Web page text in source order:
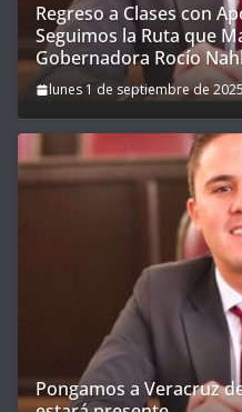
Regreso a Clases con
Seguimos la Ruta que
Gobernadora Rocío
lunes 1 de septiembre de 2025
Pongamos a Veracruz